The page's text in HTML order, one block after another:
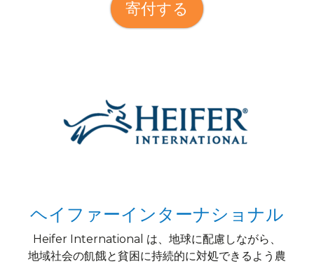
寄付する
ヘイファーインターナショナル
Heifer International は、地球に配慮しながら、
地域社会の飢餓と貧困に持続的に対処できるよう農